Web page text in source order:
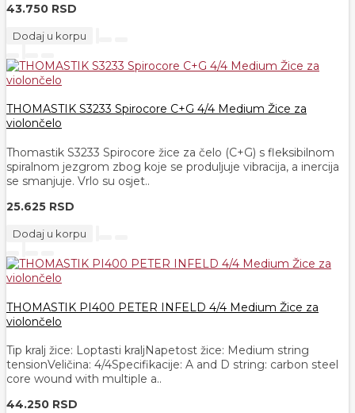
43.750 RSD
Dodaj u korpu
THOMASTIK S3233 Spirocore C+G 4/4 Medium Žice za
violončelo
Thomastik S3233 Spirocore žice za čelo (C+G) s fleksibilnom
spiralnom jezgrom zbog koje se produljuje vibracija, a inercija
se smanjuje. Vrlo su osjet..
25.625 RSD
Dodaj u korpu
THOMASTIK PI400 PETER INFELD 4/4 Medium Žice za
violončelo
Tip kralj žice: Loptasti kraljNapetost žice: Medium string
tensionVeličina: 4/​4Specifikacije: A and D string: carbon steel
core wound with multiple a..
44.250 RSD